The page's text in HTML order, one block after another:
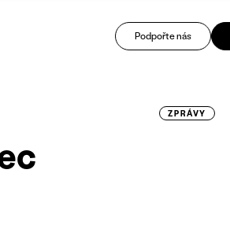
Podpořte nás
ZPRÁVY